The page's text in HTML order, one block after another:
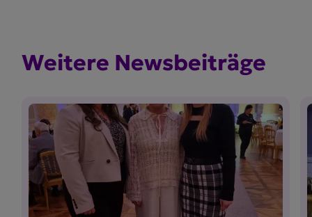
Weitere Newsbei­träge